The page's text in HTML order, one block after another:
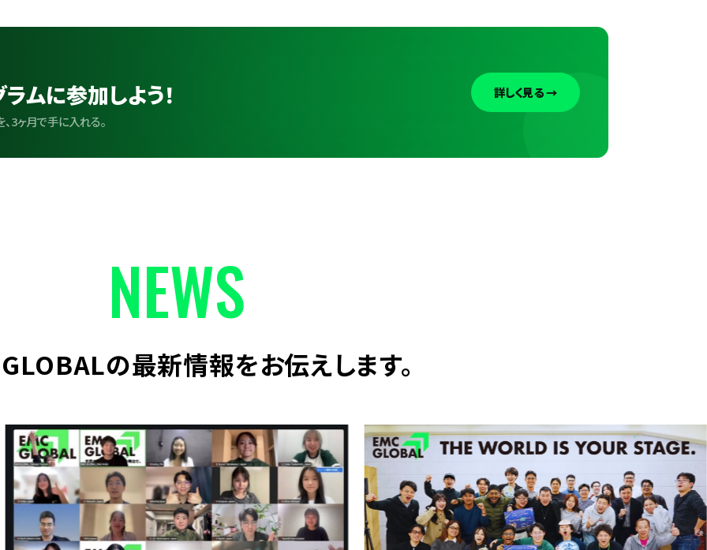
ムに参加しよう！
3ヶ月で手に入れる。
詳しく見る →
NEWS
の最新情報をお伝えします。